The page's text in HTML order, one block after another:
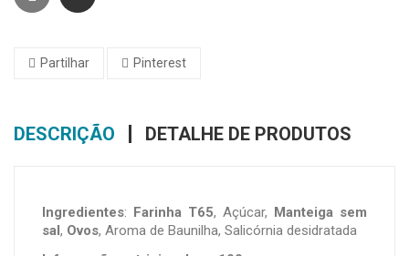
Partilhar Pinterest
DESCRIÇÃO DETALHE DE PRODUTOS
Ingredientes: Farinha T65, Açúcar, Manteiga sem
sal, Ovos, Aroma de Baunilha, Salicórnia desidratada